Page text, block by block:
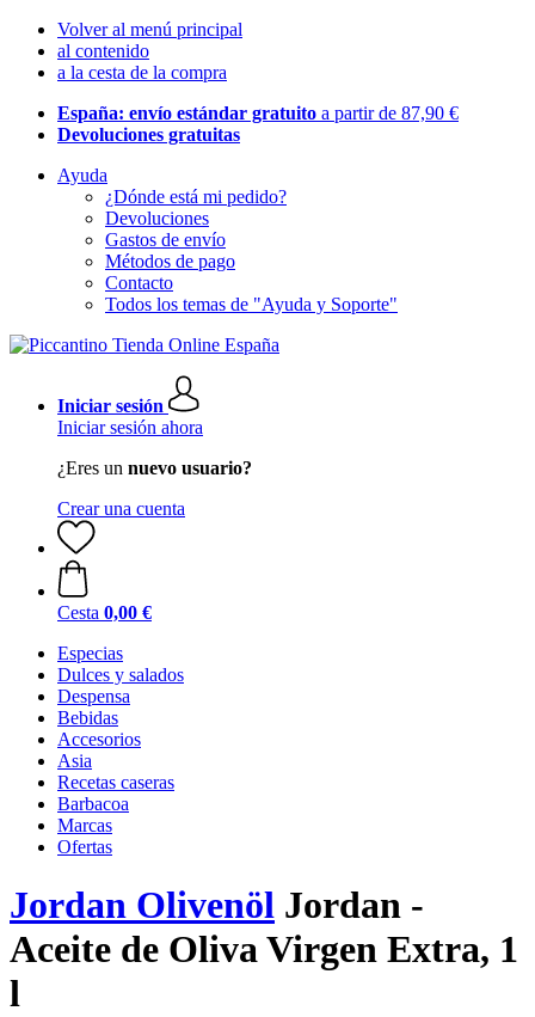
Volver al menú principal
al contenido
a la cesta de la compra
España: envío estándar gratuito a partir de 87,90 €
Devoluciones gratuitas
Ayuda
¿Dónde está mi pedido?
Devoluciones
Gastos de envío
Métodos de pago
Contacto
Todos los temas de "Ayuda y Soporte"
Iniciar sesión
Iniciar sesión ahora
¿Eres un nuevo usuario?
Crear una cuenta
Cesta 0,00 €
Especias
Dulces y salados
Despensa
Bebidas
Accesorios
Asia
Recetas caseras
Barbacoa
Marcas
Ofertas
Jordan Olivenöl Jordan -
Aceite de Oliva Virgen Extra, 1
l